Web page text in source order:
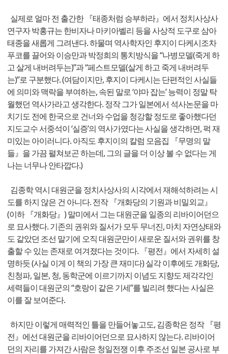
실제로 얼마 전 출간한 『태종처럼 승부하라』에서 정치사상사
연구자 박홍규는 한비자나 마키아벨리 등을 사상적 도구로 삼아
태종을 새롭게 그려낸다. 하물며 역사학자인 후지이 다케시조차
푸코를 끌어와 이승만과 박정희의 통치방식을 “나병모델(죽게 하
고 살게 내버려두는)”과 “페스트모델(살게 하고 죽게 내버려두
는)”로 구분했다. (여담이지만, 후지이 다케시는 단편적인 사실들
에 의미와 맥락을 부여하는, 속된 말로 ‘야마 잡는’ 능력이 정말 탁
월했던 역사가라고 생각한다. 정작 그가 일본에서 석사논문을 마
치기도 전에 한국으로 건너와 수업을 청강할 정도로 좋아했다던
지도교수 서중석이 ‘실증’의 역사가였다는 사실을 생각하면, 퍽 재
미있는 아이러니다. 아직도 후지이의 칼럼 모음집 『무명의 말
들』을 가끔 펼쳐보곤 하는데, 그의 글을 더 이상 볼 수 없다는 게
나는 너무나 안타깝다.)
김종학 역시 대원군을 정치사상사의 시각에서 재해석하려는 시
도를 하지 않은 건 아니다. 전작 『개화당의 기원과 비밀외교』
(이하 『개화당』) 말미에서 그는 대원군을 일종의 리바이어던으
로 묘사했다. 기존의 권위와 질서가 모두 무너진, 마치 자연상태와
도 같았던 조선 말기에 오직 대원군만이 새로운 질서와 권위를 창
출할 수 있는 존재로 여겨졌다는 것이다. 『평전』에서 자세히 설
명하듯 (사실 이게 이 책의 가장 큰 재미다) 실각 이후에도 개화당,
친청파, 일본, 청, 동학군에 이르기까지 이념도 지향도 제각각인
세력들이 대원군의 “호랑이 같은 기세”를 빌리려 했다는 사실은
이를 잘 보여준다.
하지만 이렇게 매력적인 틀을 만들어놓고도, 김종학은 정작 『평
전』에선 대원군을 리바이어던으로 묘사하지 않는다. 리바이어
던의 자리를 가져간 사람은 청일전쟁 이후 주조선 일본 공사로 부